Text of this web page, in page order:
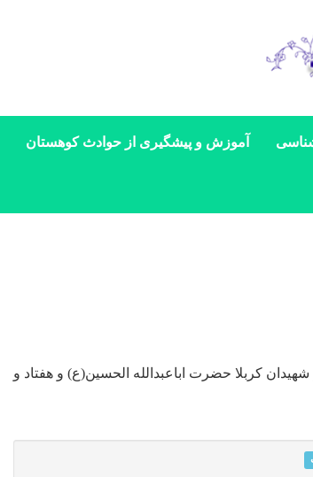
آموزش و پیشگیری از حوادث کوهستان
کربلا حضرت اباعبدالله الحسین(ع) و هفتاد و